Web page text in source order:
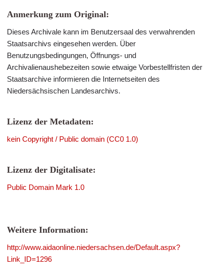
Anmerkung zum Original:
Dieses Archivale kann im Benutzersaal des verwahrenden
Staatsarchivs eingesehen werden. Über
Benutzungsbedingungen, Öffnungs- und
Archivalienaushebezeiten sowie etwaige Vorbestellfristen der
Staatsarchive informieren die Internetseiten des
Niedersächsischen Landesarchivs.
Lizenz der Metadaten:
kein Copyright / Public domain (CC0 1.0)
Lizenz der Digitalisate:
Public Domain Mark 1.0
Weitere Information:
http://www.aidaonline.niedersachsen.de/Default.aspx?
Link_ID=1296